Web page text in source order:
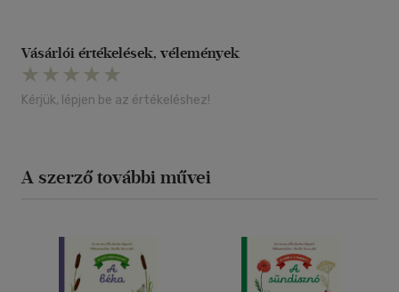
Vásárlói értékelések, vélemények
Kérjük, lépjen be az értékeléshez!
A szerző további művei